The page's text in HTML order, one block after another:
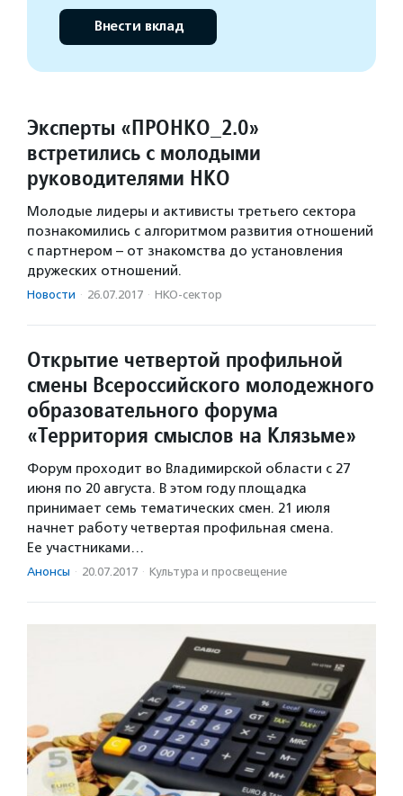
Внести вклад
Эксперты «ПРОНКО_2.0»
встретились с молодыми
руководителями НКО
Молодые лидеры и активисты третьего сектора
познакомились с алгоритмом развития отношений
с партнером – от знакомства до установления
дружеских отношений.
Новости · 26.07.2017 · НКО-сектор
Открытие четвертой профильной
смены Всероссийского молодежного
образовательного форума
«Территория смыслов на Клязьме»
Форум проходит во Владимирской области с 27
июня по 20 августа. В этом году площадка
принимает семь тематических смен. 21 июля
начнет работу четвертая профильная смена.
Ее участниками…
Анонсы · 20.07.2017 · Культура и просвещение